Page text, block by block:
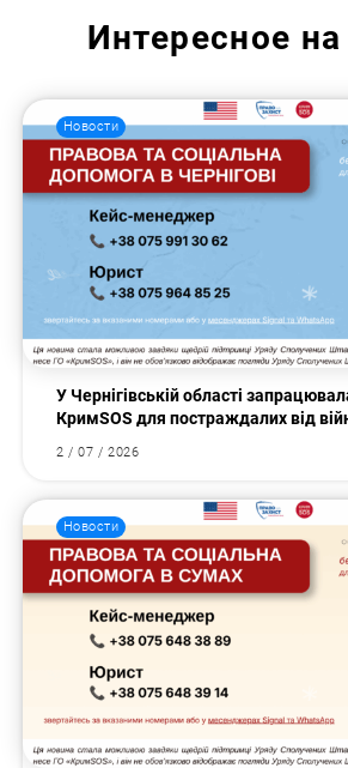
Интересное на
Новости
У Чернігівській області
КримSOS для постраждалих від
2 / 07 / 2026
Новости